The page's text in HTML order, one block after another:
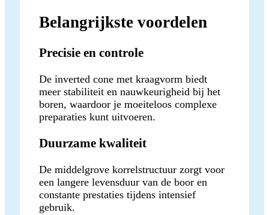
Belangrijkste voordelen
Precisie en controle
De inverted cone met kraagvorm biedt
meer stabiliteit en nauwkeurigheid bij het
boren, waardoor je moeiteloos complexe
preparaties kunt uitvoeren.
Duurzame kwaliteit
De middelgrove korrelstructuur zorgt voor
een langere levensduur van de boor en
constante prestaties tijdens intensief
gebruik.